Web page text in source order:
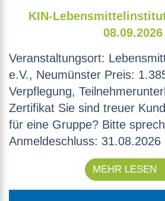
KIN-
08.09.2026
Veranstaltungsort:
e.V., Neumünster Preis:
Verpflegung,
Zertifikat Sie sind treuer
für eine Gruppe? Bitte
Anmeldeschluss: 31.08.2026
MEHR LESEN